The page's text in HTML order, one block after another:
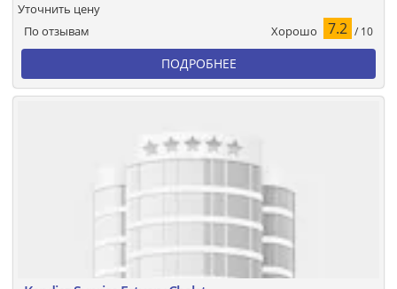
По отзывам Хорошо 7.2 / 10
Уточнить цену
ПОДРОБНЕЕ